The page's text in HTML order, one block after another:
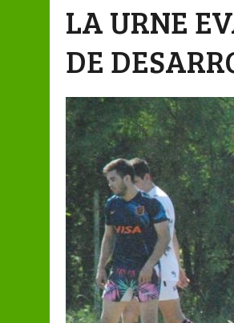
7 AGOSTO, 2026 | APERTURA
LA URNE
DE